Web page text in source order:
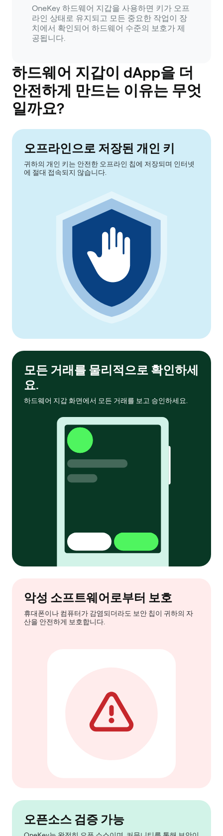
OneKey 하드웨어 지갑을 사용하면 키가 오프
라인 상태로 유지되고 모든 중요한 작업이 장
치에서 확인되어 하드웨어 수준의 보호가 제
공됩니다.
하드웨어 지갑이 dApp을 더
안전하게 만드는 이유는 무엇
일까요?
오프라인으로 저장된 개인 키
귀하의 개인 키는 안전한 오프라인 칩에 저장되며 인터넷
에 절대 접속되지 않습니다.
모든 거래를 물리적으로 확인하세
요.
하드웨어 지갑 화면에서 모든 거래를 보고 승인하세요.
악성 소프트웨어로부터 보호
휴대폰이나 컴퓨터가 감염되더라도 보안 칩이 귀하의 자
산을 안전하게 보호합니다.
오픈소스 검증 가능